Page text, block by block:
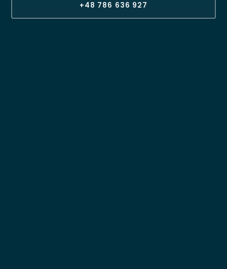
+48 786 636 927